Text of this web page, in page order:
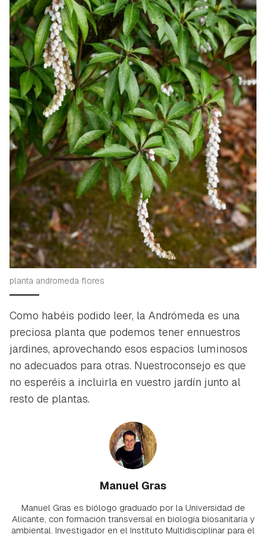
planta andromeda flores
Como habéis podido leer, la Andrómeda es una
preciosa planta que podemos tener ennuestros
jardines, aprovechando esos espacios luminosos
no adecuados para otras. Nuestroconsejo es que
no esperéis a incluirla en vuestro jardín junto al
resto de plantas.
Manuel Gras
Manuel Gras es biólogo graduado por la Universidad de
Alicante, con formación transversal en biología biosanitaria y
ambiental. Investigador en el Instituto Multidisciplinar para el